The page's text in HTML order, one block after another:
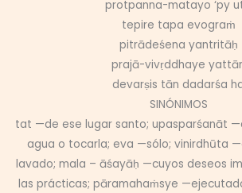
protpanna-matayo ‘py
tepire tapa evograṁ
pitrādeśena yantritāḥ
prajā-vivṛddhaye
devarṣis tān dadarśa
SINÓNIMOS
tat —de ese lugar santo; upasparśanāt
agua o tocarla; eva —sólo; vinirdhūta
lavado; mala – āśayāḥ —cuyos deseos
las prácticas; pāramahaṁsye